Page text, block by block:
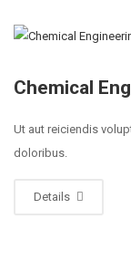
Chemical
Ut aut reiciendis
doloribus.
Details